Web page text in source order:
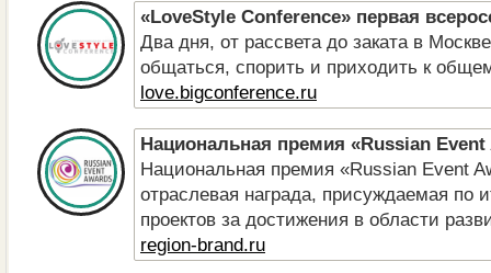
«LoveStyle Conference» первая
Два дня, от рассвета до заката в
общаться, спорить и приходить к
love.bigconference.ru
Национальная премия «Russian Event
Национальная премия «Russian Event
отраслевая награда, присуждаемая по
проектов за достижения в области
region-brand.ru